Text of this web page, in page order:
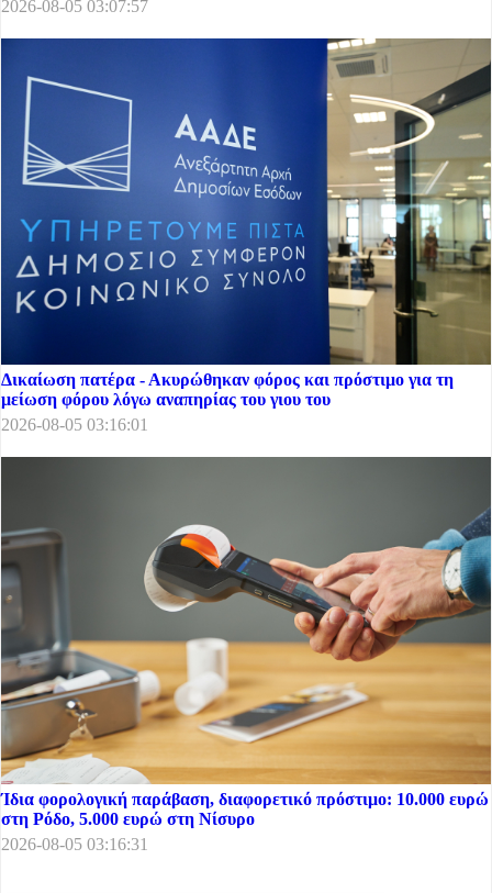
2026-08-05 03:07:57
Δικαίωση πατέρα - Ακυρώθηκαν φόρος και πρόστιμο για τη
μείωση φόρου λόγω αναπηρίας του γιου του
2026-08-05 03:16:01
Ίδια φορολογική παράβαση, διαφορετικό πρόστιμο: 10.000 ευρώ
στη Ρόδο, 5.000 ευρώ στη Νίσυρο
2026-08-05 03:16:31